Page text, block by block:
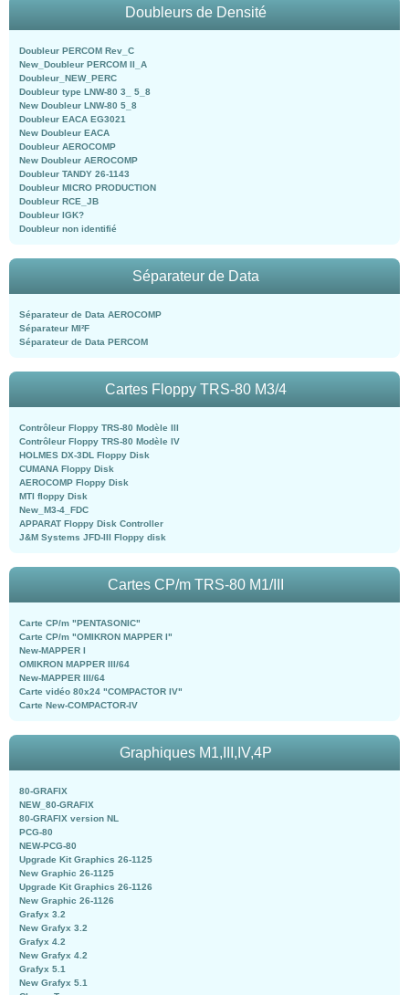
Doubleurs de Densité
Doubleur PERCOM Rev_C
New_Doubleur PERCOM II_A
Doubleur_NEW_PERC
Doubleur type LNW-80 3_ 5_8
New Doubleur LNW-80 5_8
Doubleur EACA EG3021
New Doubleur EACA
Doubleur AEROCOMP
New Doubleur AEROCOMP
Doubleur TANDY 26-1143
Doubleur MICRO PRODUCTION
Doubleur RCE_JB
Doubleur IGK?
Doubleur non identifié
Séparateur de Data
Séparateur de Data AEROCOMP
Séparateur MI²F
Séparateur de Data PERCOM
Cartes Floppy TRS-80 M3/4
Contrôleur Floppy TRS-80 Modèle III
Contrôleur Floppy TRS-80 Modèle IV
HOLMES DX-3DL Floppy Disk
CUMANA Floppy Disk
AEROCOMP Floppy Disk
MTI floppy Disk
New_M3-4_FDC
APPARAT Floppy Disk Controller
J&M Systems JFD-III Floppy disk
Cartes CP/m TRS-80 M1/III
Carte CP/m "PENTASONIC"
Carte CP/m "OMIKRON MAPPER I"
New-MAPPER I
OMIKRON MAPPER III/64
New-MAPPER III/64
Carte vidéo 80x24 "COMPACTOR IV"
Carte New-COMPACTOR-IV
Graphiques M1,III,IV,4P
80-GRAFIX
NEW_80-GRAFIX
80-GRAFIX version NL
PCG-80
NEW-PCG-80
Upgrade Kit Graphics 26-1125
New Graphic 26-1125
Upgrade Kit Graphics 26-1126
New Graphic 26-1126
Grafyx 3.2
New Grafyx 3.2
Grafyx 4.2
New Grafyx 4.2
Grafyx 5.1
New Grafyx 5.1